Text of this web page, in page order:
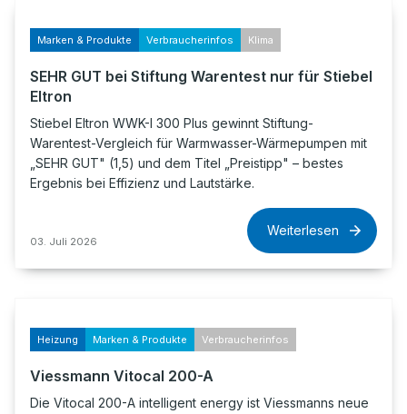
Marken & Produkte Verbraucherinfos Klima
SEHR GUT bei Stiftung Warentest nur für Stiebel
Eltron
Stiebel Eltron WWK-I 300 Plus gewinnt Stiftung-
Warentest-Vergleich für Warmwasser-Wärmepumpen mit
„SEHR GUT" (1,5) und dem Titel „Preistipp" – bestes
Ergebnis bei Effizienz und Lautstärke.
03. Juli 2026
Weiterlesen
Heizung Marken & Produkte Verbraucherinfos
Viessmann Vitocal 200-A
Die Vitocal 200-A intelligent energy ist Viessmanns neue